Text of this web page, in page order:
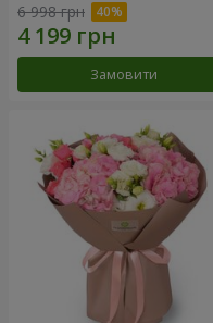
6 998 грн
Замовити